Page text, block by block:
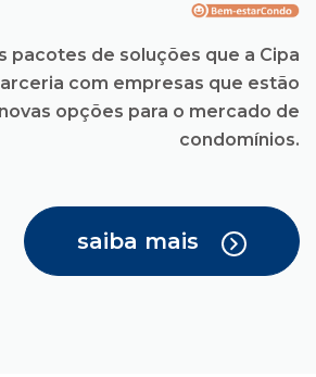
pacotes de soluções que a Cipa
com empresas que estão
opções para o mercado de
condomínios.
saiba mais